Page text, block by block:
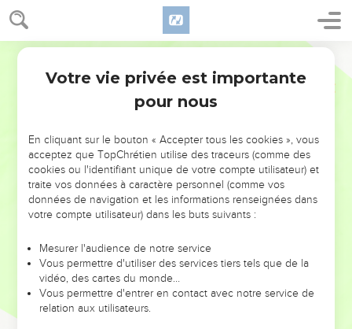
NE MANQUEZ PAS L’ÉVÉNEMENT
DE L’ANNÉE !
ET SI LEURS ERREURS POUVAIENT VOUS ÉVITER LES
VOTRES ?
leur foi ou leur vision. Mais on voit moins les doutes, les erreurs
et les saisons difficiles qu'ils ont traversés, alors même que ce
sont elles qui les ont façonnés.
Dans cette conférence, leaders, entrepreneurs, et responsables
Votre vie privée est importante
pour nous
En cliquant sur le bouton « Accepter tous les cookies », vous
acceptez que TopChrétien utilise des traceurs (comme des
cookies ou l'identifiant unique de votre compte utilisateur) et
traite vos données à caractère personnel (comme vos
données de navigation et les informations renseignées dans
votre compte utilisateur) dans les buts suivants :
Mesurer l'audience de notre service
Vous permettre d'utiliser des services tiers tels que de la
vidéo, des cartes du monde…
Vous permettre d'entrer en contact avec notre service de
relation aux utilisateurs.